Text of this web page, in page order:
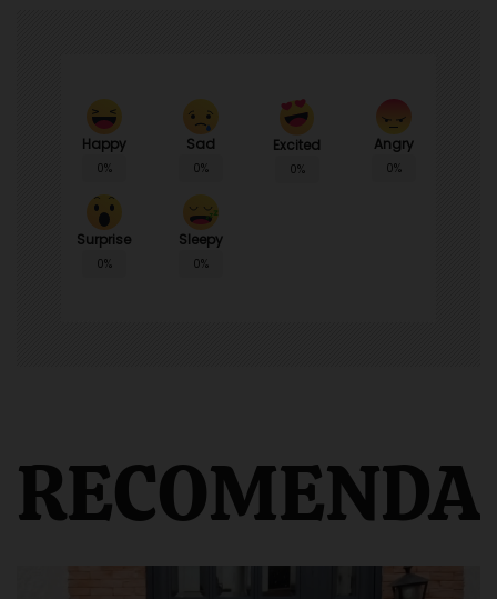
Happy
0%
Sad
0%
Excited
0%
Angry
0%
Surprise
0%
Sleepy
0%